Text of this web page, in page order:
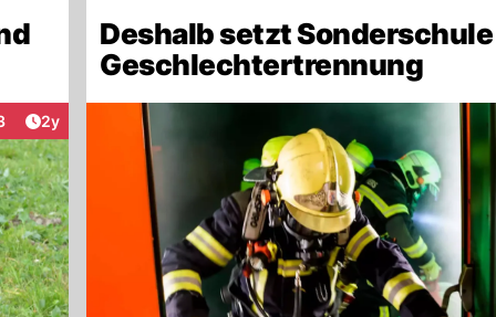
Deshalb setzt
Geschlechtertrennung
Artikel veröffentlicht:
2y